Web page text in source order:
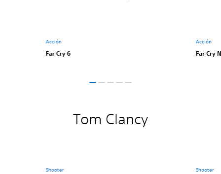
Acción
Far Cry 6
Acción
Far Cry
Tom Clancy
Shooter Shooter